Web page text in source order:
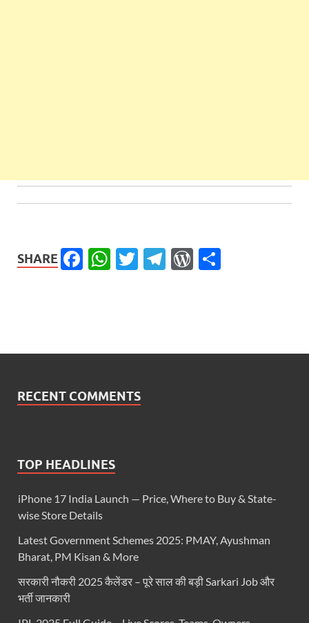
SHARE Facebook
WhatsApp
Twitter
Telegram
WordPress
RECENT COMMENTS
TOP HEADLINES
iPhone 17 India Launch — Price, Where to Buy & State-
wise Store Details
Latest Government Schemes 2025: PMAY, Ayushman
Bharat, PM Kisan & More
सरकारी नौकरी 2025 कैलेंडर – पूरे साल की बड़ी Sarkari Job और
भर्ती जानकारी